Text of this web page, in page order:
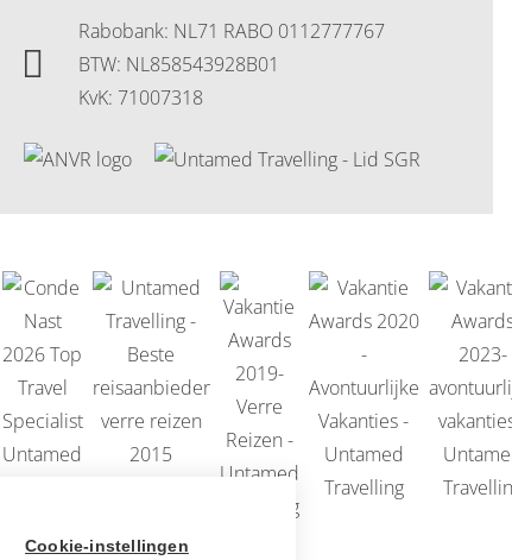
Rabobank: NL71 RABO 0112777767
BTW: NL858543928B01
KvK: 71007318
Cookie-instellingen